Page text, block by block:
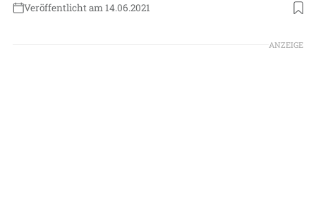
Veröffentlicht am 14.06.2021
Foto: CFM
ANZEIGE